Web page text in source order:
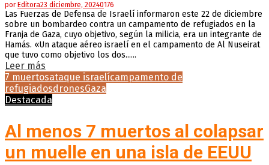
por Editora23 diciembre, 20240176
Las Fuerzas de Defensa de Israelí informaron este 22 de diciembre
sobre un bombardeo contra un campamento de refugiados en la
Franja de Gaza, cuyo objetivo, según la milicia, era un integrante de
Hamás. «Un ataque aéreo israelí en el campamento de Al Nuseirat
que tuvo como objetivo los dos......
Leer más
7 muertosataque israelícampamento de
refugiadosdronesGaza
Destacada
Al menos 7 muertos al colapsar
un muelle en una isla de EEUU